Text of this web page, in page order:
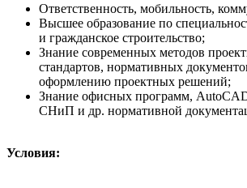
Ответственность, мобильность,
Высшее образование по
и гражданское строительство;
Знание современных методов
стандартов, нормативных
оформлению проектных решений;
Знание офисных программ,
СНиП и др. нормативной
Условия: